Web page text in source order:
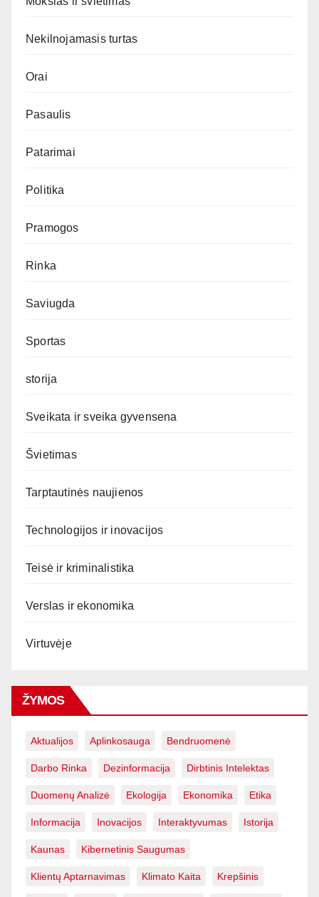
Nekilnojamasis turtas
Orai
Pasaulis
Patarimai
Politika
Pramogos
Rinka
Saviugda
Sportas
storija
Sveikata ir sveika gyvensena
Švietimas
Tarptautinės naujienos
Technologijos ir inovacijos
Teisė ir kriminalistika
Verslas ir ekonomika
Virtuvėje
ŽYMOS
Aktualijos Aplinkosauga Bendruomenė
Darbo Rinka Dezinformacija Dirbtinis Intelektas
Duomenų Analizė Ekologija Ekonomika Etika
Informacija Inovacijos Interaktyvumas Istorija
Kaunas Kibernetinis Saugumas
Klientų Aptarnavimas Klimato Kaita Krepšinis